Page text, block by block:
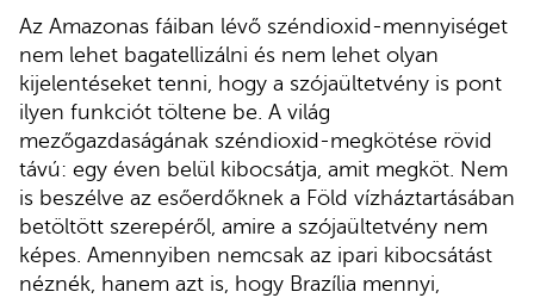
Az Amazonas fáiban lévő széndioxid-mennyiséget
nem lehet bagatellizálni és nem lehet olyan
kijelentéseket tenni, hogy a szójaültetvény is pont
ilyen funkciót töltene be. A világ
mezőgazdaságának széndioxid-megkötése rövid
távú: egy éven belül kibocsátja, amit megköt. Nem
is beszélve az esőerdőknek a Föld vízháztartásában
betöltött szerepéről, amire a szójaültetvény nem
képes. Amennyiben nemcsak az ipari kibocsátást
néznék, hanem azt is, hogy Brazília mennyi,